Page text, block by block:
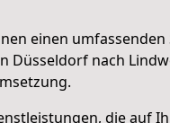
einen umfassenden
Düsseldorf nach
die auf